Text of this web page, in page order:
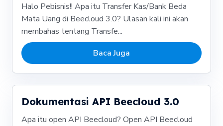
Halo Pebisnis!! Apa itu Transfer Kas/Bank Beda
Mata Uang di Beecloud 3.0? Ulasan kali ini akan
membahas tentang Transfe...
Baca Juga
Dokumentasi API Beecloud 3.0
Apa itu open API Beecloud? Open API Beecloud